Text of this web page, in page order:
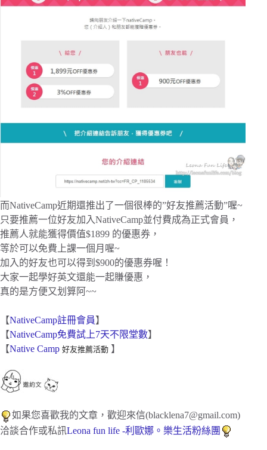
而NativeCamp近期還推出了一個很棒的”好友推薦活動”喔~
只要推薦一位好友加入NativeCamp並付費成為正式會員，
推薦人就能獲得價值$1899 的優惠券，
等於可以免費上課一個月喔~
加入的好友也可以得到$900的優惠券喔！
大家一起學好英文還能一起賺優惠，
真的是方便又划算阿~~
【NativeCamp註冊會員】
【NativeCamp免費試上7天不限堂數】
【Native Camp 好友推薦活動 】
如果您喜歡我的文章，歡迎來信(blacklena7@gmail.com)
洽談合作或私訊Leona fun life -利歐娜。樂生活粉絲團